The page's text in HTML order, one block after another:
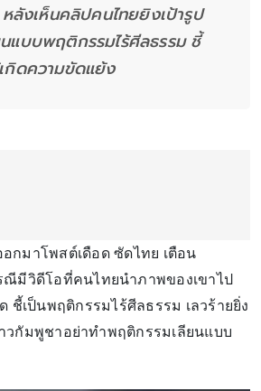
ลังเห็นคลิปคนไทยยิงเป้ารูป
แบบพฤติกรรมไร้ศีลธรรม ชี้
กิดความขัดแย้ง
กมาโพสต์เดือด ซัดไทย เตือน
ณีมีวิดีโอที่คนไทยนำภาพของเขาไป
ชี้เป็นพฤติกรรมไร้ศีลธรรม เลวร้ายยิ่ง
วกัมพูชาอย่าทำพฤติกรรมเลียนแบบ